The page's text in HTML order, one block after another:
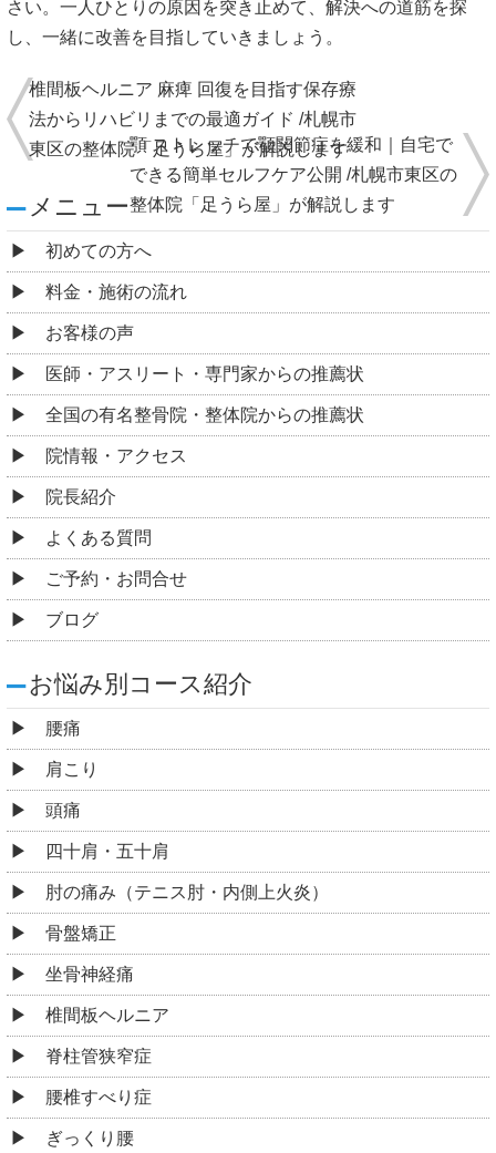
さい。一人ひとりの原因を突き止めて、解決への道筋を探
し、一緒に改善を目指していきましょう。
椎間板ヘルニア 麻痺 回復を目指す保存療
法からリハビリまでの最適ガイド /札幌市
東区の整体院「足うら屋」が解説します
顎 ストレッチで顎関節症を緩和｜自宅で
できる簡単セルフケア公開 /札幌市東区の
整体院「足うら屋」が解説します
メニュー
初めての方へ
料金・施術の流れ
お客様の声
医師・アスリート・専門家からの推薦状
全国の有名整骨院・整体院からの推薦状
院情報・アクセス
院長紹介
よくある質問
ご予約・お問合せ
ブログ
お悩み別コース紹介
腰痛
肩こり
頭痛
四十肩・五十肩
肘の痛み（テニス肘・内側上火炎）
骨盤矯正
坐骨神経痛
椎間板ヘルニア
脊柱管狭窄症
腰椎すべり症
ぎっくり腰